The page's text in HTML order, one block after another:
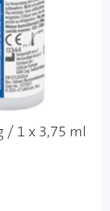
/ 1 x 3,75 ml